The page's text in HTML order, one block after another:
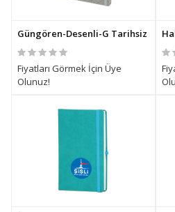
Güngören-Desenli-G Tarihsiz
Fiyatları Görmek İçin Üye
Olunuz!